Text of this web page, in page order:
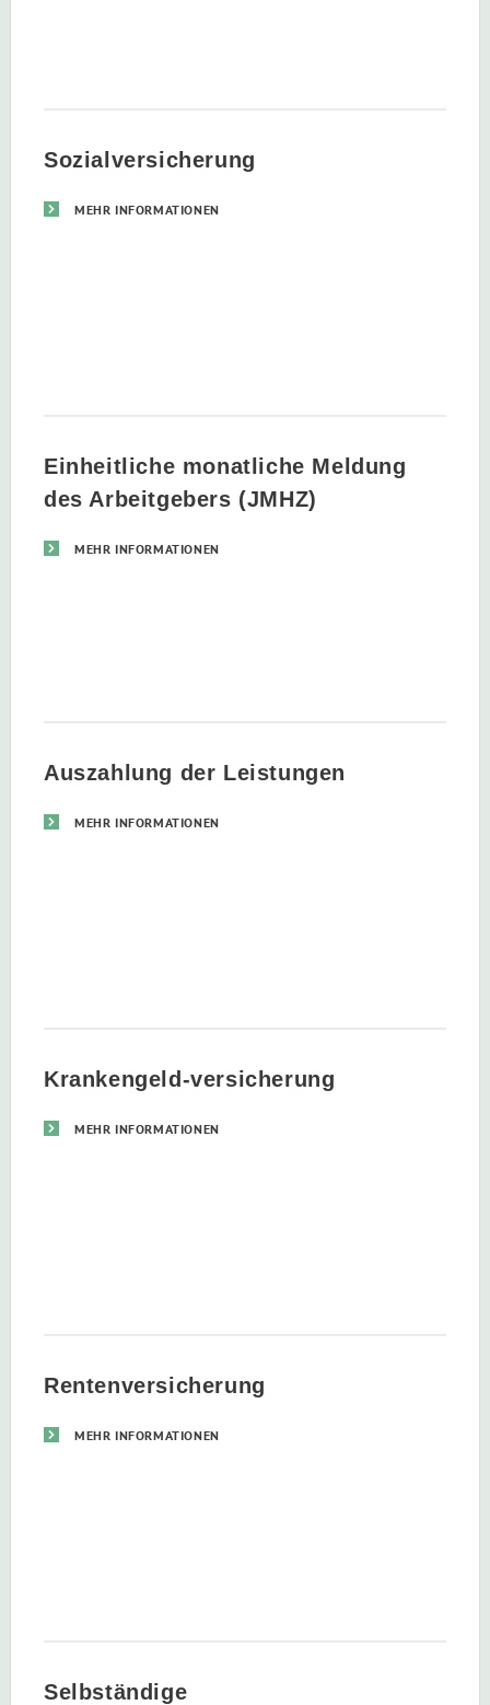
Sozialversicherung
MEHR INFORMATIONEN
Einheitliche monatliche Meldung
des Arbeitgebers (JMHZ)
MEHR INFORMATIONEN
Auszahlung der Leistungen
MEHR INFORMATIONEN
Krankengeld-versicherung
MEHR INFORMATIONEN
Rentenversicherung
MEHR INFORMATIONEN
Selbständige